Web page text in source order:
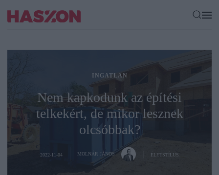
INGATLAN
Nem kapkodunk az építési
telkekért, de mikor lesznek
olcsóbbak?
2022-11-04 MOLNÁR JÁNOS ÉLETSTÍLUS